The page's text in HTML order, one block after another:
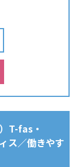
T-fas・
ス／働きやす